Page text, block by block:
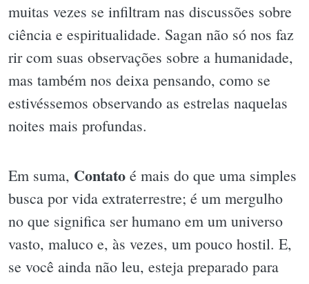
muitas vezes se infiltram nas discussões sobre
ciência e espiritualidade. Sagan não só nos faz
rir com suas observações sobre a humanidade,
mas também nos deixa pensando, como se
estivéssemos observando as estrelas naquelas
noites mais profundas.
Em suma, Contato é mais do que uma simples
busca por vida extraterrestre; é um mergulho
no que significa ser humano em um universo
vasto, maluco e, às vezes, um pouco hostil. E,
se você ainda não leu, esteja preparado para